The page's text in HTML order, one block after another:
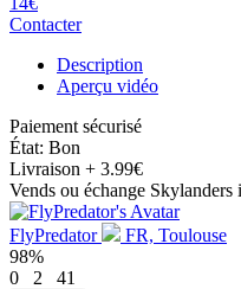
Contacter
Description
Aperçu vidéo
Paiement sécurisé
État: Bon
Livraison + 3.99€
Vends ou échange
FlyPredator
FR, Toulouse
98%
0
2 41